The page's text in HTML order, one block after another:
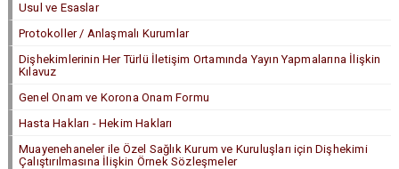
Usul ve Esaslar
Protokoller / Anlaşmalı Kurumlar
Dişhekimlerinin Her Türlü İletişim Ortamında Yayın Yapmalarına İlişkin
Kılavuz
Genel Onam ve Korona Onam Formu
Hasta Hakları - Hekim Hakları
Muayenehaneler ile Özel Sağlık Kurum ve Kuruluşları için Dişhekimi
Çalıştırılmasına İlişkin Örnek Sözleşmeler